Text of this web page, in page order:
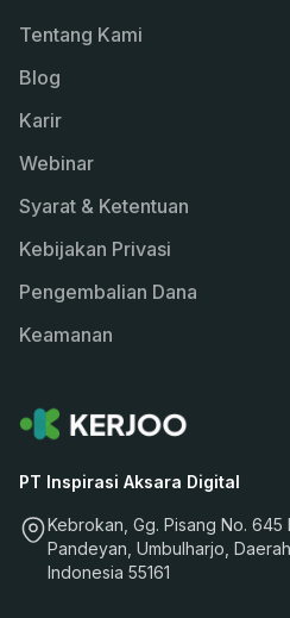
Tentang Kami
Blog
Karir
Webinar
Syarat & Ketentuan
Kebijakan Privasi
Pengembalian Dana
Keamanan
PT Inspirasi Aksara Digital
Kebrokan, Gg. Pisang No. 645
Pandeyan, Umbulharjo,
Indonesia 55161